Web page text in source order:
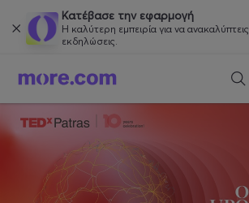
Κατέβασε την εφαρμογή
Η καλύτερη εμπειρία για να ανακαλύπτεις
εκδηλώσεις.